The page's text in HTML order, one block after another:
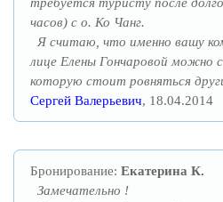
часов) с о. Ко Чанг.
Я считаю, что именно вашу
лице Елены Гончаровой можно
которую стоит ровняться
Сергей Валерьевич, 18.04.2014
Бронирование: Екатерина К.
Замечательно !